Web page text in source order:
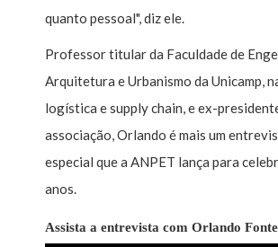
quanto pessoal", diz ele.
Professor titular da Faculdade de
Arquitetura e Urbanismo da Unicamp,
logística e supply chain, e ex-
associação, Orlando é mais um
especial que a ANPET lança para
anos.
Assista a entrevista com Orlando